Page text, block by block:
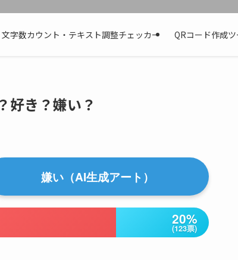
文字数カウント・テキスト調整チェッカー QRコード作成
好き？嫌い？
嫌い（AI生成アート）
20%
(123票)